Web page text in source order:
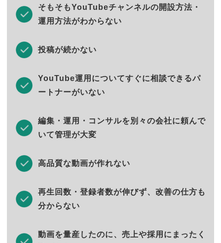
そもそもYouTubeチャンネルの開設方法・
運用方法がわからない
投稿が続かない
YouTube運用についてすぐに相談できるパ
ートナーがいない
編集・運用・コンサルを別々の会社に頼んで
いて管理が大変
高品質な動画が作れない
再生回数・登録者数が伸びず、改善の仕方も
分からない
動画を量産したのに、売上や採用にまったく